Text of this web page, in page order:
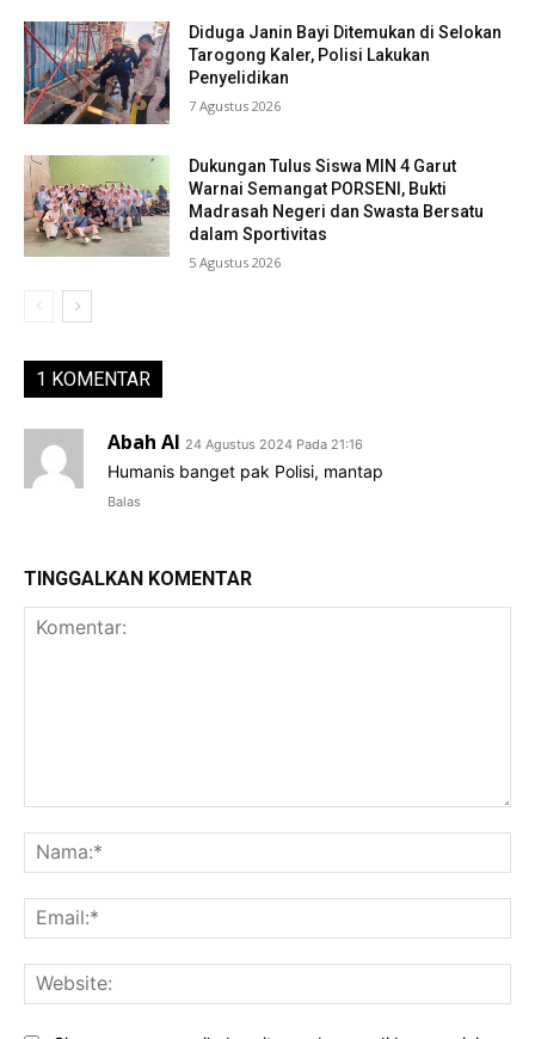
Diduga Janin Bayi Ditemukan di Selokan
Tarogong Kaler, Polisi Lakukan
Penyelidikan
7 Agustus 2026
Dukungan Tulus Siswa MIN 4 Garut
Warnai Semangat PORSENI, Bukti
Madrasah Negeri dan Swasta Bersatu
dalam Sportivitas
5 Agustus 2026
1 KOMENTAR
Abah Al 24 Agustus 2024 Pada 21:16
Humanis banget pak Polisi, mantap
Balas
TINGGALKAN KOMENTAR